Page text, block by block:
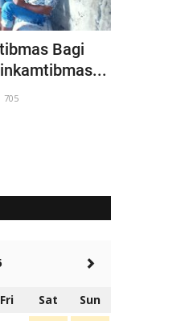
Bagi
705
Fri Sat Sun